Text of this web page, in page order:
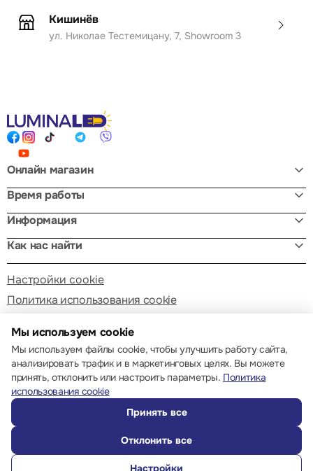
Кишинёв
ул. Николае Тестемицану, 7, Showroom 3
Онлайн магазин
Время работы
Информация
Как нас найти
Настройки cookie
Политика использования cookie
© 2013 – 2026 ECOM
Мы используем cookie
Мы используем файлы cookie, чтобы улучшить работу сайта,
анализировать трафик и в маркетинговых целях. Вы можете
принять, отклонить или настроить параметры. Политика
использования cookie
Принять все
Отклонить все
Настройки